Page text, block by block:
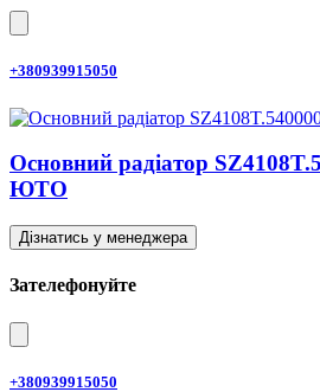
+380939915050
Основний радіатор
ЮТО
Дізнатись у менеджера
Зателефонуйте
+380939915050